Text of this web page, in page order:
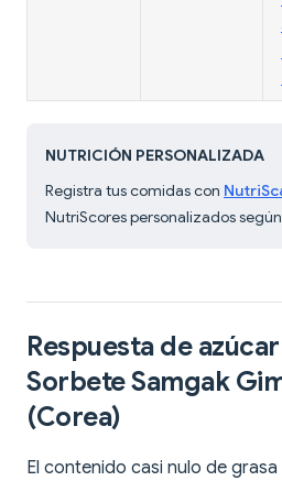
NUTRICIÓN PERSONALIZADA
Registra tus comidas con
NutriScores personalizados
Respuesta de
Sorbete Samgak
(Corea)
El contenido casi nulo de